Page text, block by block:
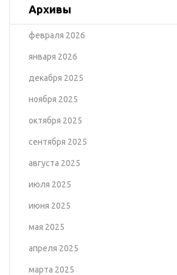
Архивы
февраля 2026
января 2026
декабря 2025
ноября 2025
октября 2025
сентября 2025
августа 2025
июля 2025
июня 2025
мая 2025
апреля 2025
марта 2025